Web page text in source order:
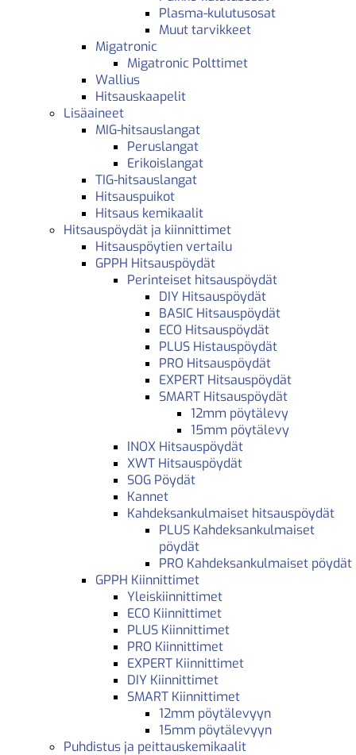
Plasma-kulutusosat
Muut tarvikkeet
Migatronic
Migatronic Polttimet
Wallius
Hitsauskaapelit
Lisäaineet
MIG-hitsauslangat
Peruslangat
Erikoislangat
TIG-hitsauslangat
Hitsauspuikot
Hitsaus kemikaalit
Hitsauspöydät ja kiinnittimet
Hitsauspöytien vertailu
GPPH Hitsauspöydät
Perinteiset hitsauspöydät
DIY Hitsauspöydät
BASIC Hitsauspöydät
ECO Hitsauspöydät
PLUS Histauspöydät
PRO Hitsauspöydät
EXPERT Hitsauspöydät
SMART Hitsauspöydät
12mm pöytälevy
15mm pöytälevy
INOX Hitsauspöydät
XWT Hitsauspöydät
SOG Pöydät
Kannet
Kahdeksankulmaiset hitsauspöydät
PLUS Kahdeksankulmaiset
pöydät
PRO Kahdeksankulmaiset pöydät
GPPH Kiinnittimet
Yleiskiinnittimet
ECO Kiinnittimet
PLUS Kiinnittimet
PRO Kiinnittimet
EXPERT Kiinnittimet
DIY Kiinnittimet
SMART Kiinnittimet
12mm pöytälevyyn
15mm pöytälevyyn
Puhdistus ja peittauskemikaalit